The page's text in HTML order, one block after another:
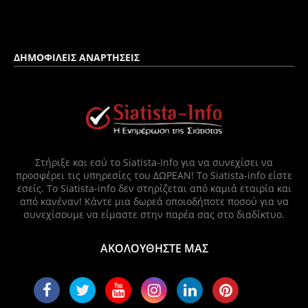
ΔΗΜΟΦΙΛΕΙΣ ΑΝΑΡΤΗΣΕΙΣ
Στήριξε και εσύ το Siatista-Info για να συνεχίσει να
προσφέρει τις υπηρεσίες του ΔΩΡΕΑΝ! Το Siatista-info είστε
εσείς. Το Siatista-info δεν στηρίζεται από καμιά εταιρία και
από κανέναν! Κάντε μια δωρεά οποιοδήποτε ποσού για να
συνεχίσουμε να είμαστε στην παρέα σας στο διαδίκτυο.
ΑΚΟΛΟΥΘΗΣΤΕ ΜΑΣ